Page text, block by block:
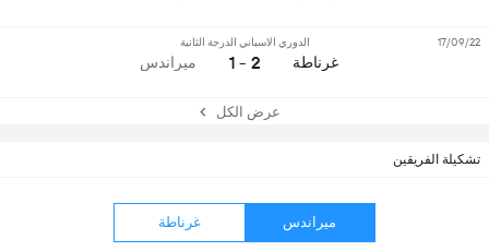
تشكيلة الفريقين
ميراندس غرناطة
غرناطة
الدوري الاسباني الدرجة الثانية
2 - 1 ميراندس
17/09/22
عرض الكل